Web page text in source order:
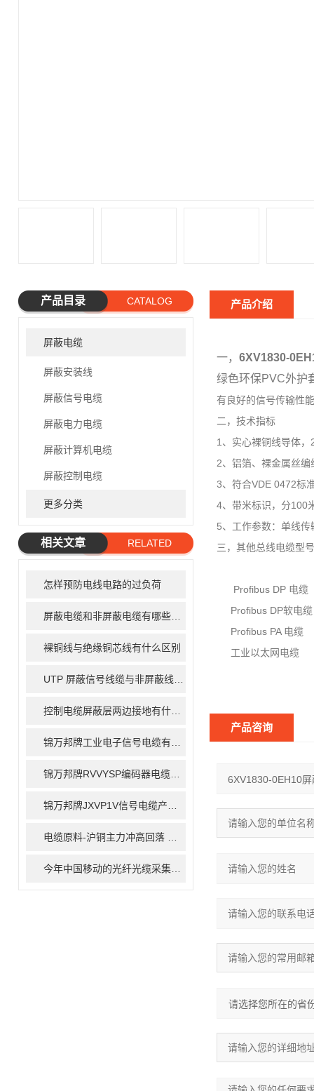
产品目录 CATALOG
屏蔽电缆
屏蔽安装线
屏蔽信号电缆
屏蔽电力电缆
屏蔽计算机电缆
屏蔽控制电缆
更多分类
相关文章
RELATED
怎样预防电线电路的过负荷
裸铜线与绝缘铜芯线有什么区别
产品介绍
一， 6XV1830-
绿色环保PVC外护
有良好的信号传输性
二，技术指标
1、实心裸铜线导体
2、铝箔、裸金属丝
3、符合VDE 0472标
4、带米标识，分100
5、工作参数：单线
三，其他总线电缆型
Profibus DP 电
Profibus DP软电
Profibus PA 电缆
工业以太网电缆
产品咨询